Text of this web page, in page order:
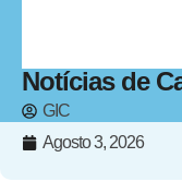
Notícias de
GIC
Agosto 3, 2026